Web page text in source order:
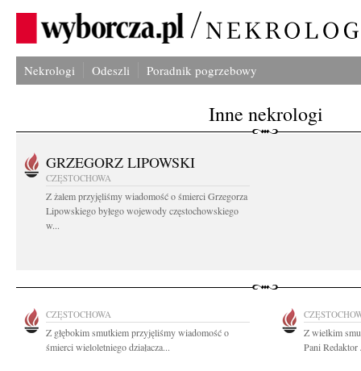
Nekrologi Odeszli Poradnik pogrzebowy
Inne nekrologi
GRZEGORZ LIPOWSKI
CZĘSTOCHOWA
Z żalem przyjęliśmy wiadomość o śmierci Grzegorza
Lipowskiego byłego wojewody częstochowskiego
w...
CZĘSTOCHOWA
Z głębokim smutkiem przyjęliśmy wiadomość o
śmierci wieloletniego działacza...
Z wielkim
Pani